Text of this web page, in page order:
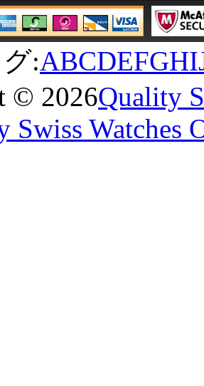
:ABCDEFGHI
© 2026Quality
Swiss Watches